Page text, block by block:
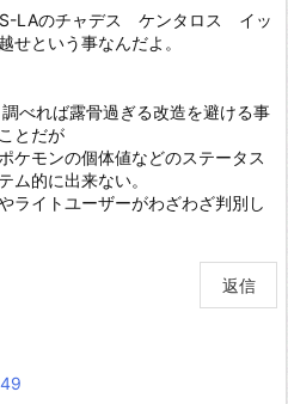
LAのチャデス ケンタロス イッ
せという事なんだよ。
べれば露骨過ぎる改造を避ける事
とだが
ケモンの個体値などのステータス
ム的に出来ない。
ライトユーザーがわざわざ判別し
返信